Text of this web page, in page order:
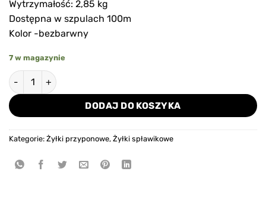
Wytrzymałość: 2,85 kg
Dostępna w szpulach 100m
Kolor -bezbarwny
7 w magazynie
ilość Żyłka Trabucco XPS T-FORCE MATCH PRO 0,148 mm -
DODAJ DO KOSZYKA
Kategorie: Żyłki przyponowe, Żyłki spławikowe